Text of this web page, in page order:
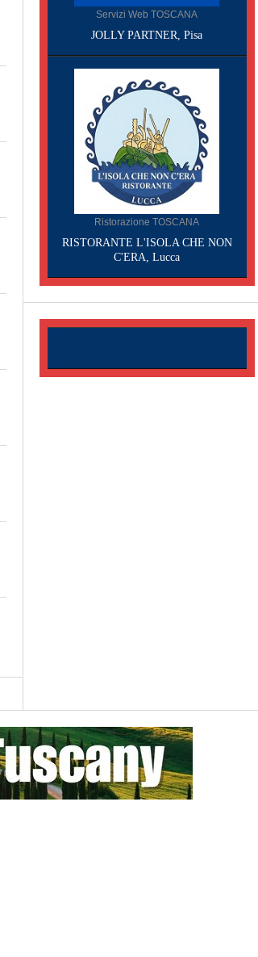
Servizi Web TOSCANA
JOLLY PARTNER, Pisa
Ristorazione TOSCANA
RISTORANTE L'ISOLA CHE NON
C'ERA, Lucca